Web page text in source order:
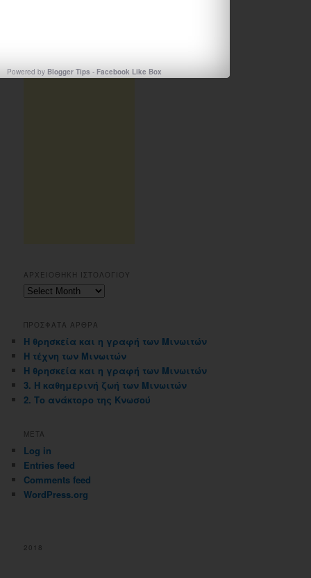
ΑΡΧΕΙΟΘΗΚΗ ΙΣΤΟΛΟΓΙΟΥ
Αρχειοθηκη
ΠΡΟΣΦΑΤΑ ΑΡΘΡΑ
Η θρησκεία και η γραφή των Μινωιτών
Η τέχνη των Μινωιτών
Η θρησκεία και η γραφή των Μινωιτών
3. Η καθημερινή ζωή των Μινωιτών
2. Το ανάκτορο της Κνωσού
META
Log in
Entries feed
Comments feed
WordPress.org
Powered by Blogger Tips - Facebook Like Box
2018